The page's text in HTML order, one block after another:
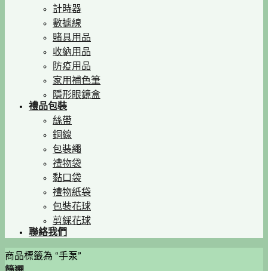
計時器
數據線
賭具用品
收納用品
防疫用品
家用補色筆
隱形眼鏡盒
禮品包裝
絲帶
銅線
包裝繩
禮物袋
黏口袋
禮物紙袋
包裝花球
剪綵花球
聯絡我們
商品標籤為 “手泵”